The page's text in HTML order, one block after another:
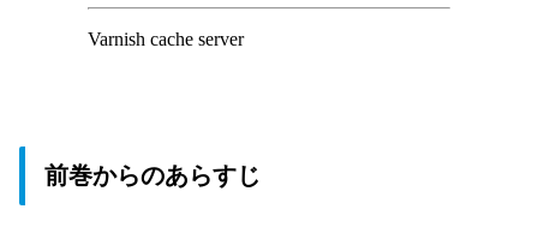
前巻からのあらすじ